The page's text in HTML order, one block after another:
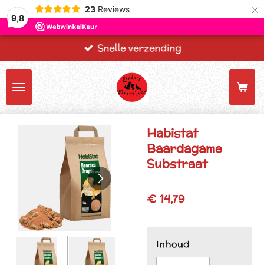
9,8
23 Reviews ×
Snelle verzending
Habistat
Baardagame
Substraat
€ 14,79
Inhoud